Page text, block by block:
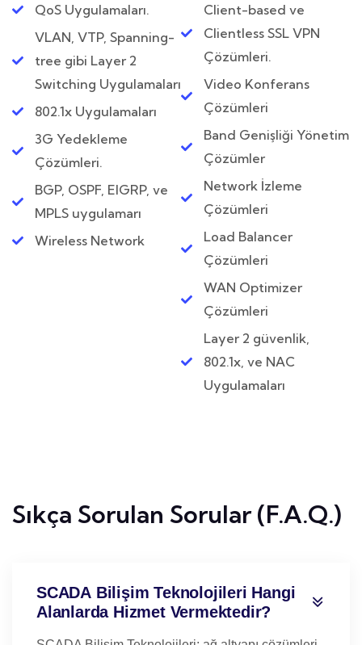
QoS Uygulamaları.
VLAN, VTP, Spanning-
tree gibi Layer 2
Switching Uygulamaları
802.1x Uygulamaları
3G Yedekleme
Çözümleri.
BGP, OSPF, EIGRP, ve
MPLS uygulamarı
Wireless Network
Client-based ve
Clientless SSL VPN
Çözümleri.
Video Konferans
Çözümleri
Band Genişliği Yönetim
Çözümler
Network İzleme
Çözümleri
Load Balancer
Çözümleri
WAN Optimizer
Çözümleri
Layer 2 güvenlik,
802.1x, ve NAC
Uygulamaları
Sıkça Sorulan Sorular (F.A.Q.)
SCADA Bilişim Teknolojileri Hangi
Alanlarda Hizmet Vermektedir?